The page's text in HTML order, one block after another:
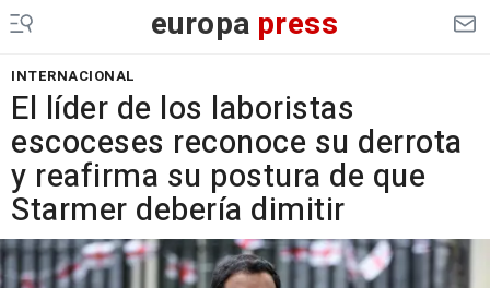
europa press
INTERNACIONAL
El líder de los laboristas
escoceses reconoce su derrota
y reafirma su postura de que
Starmer debería dimitir